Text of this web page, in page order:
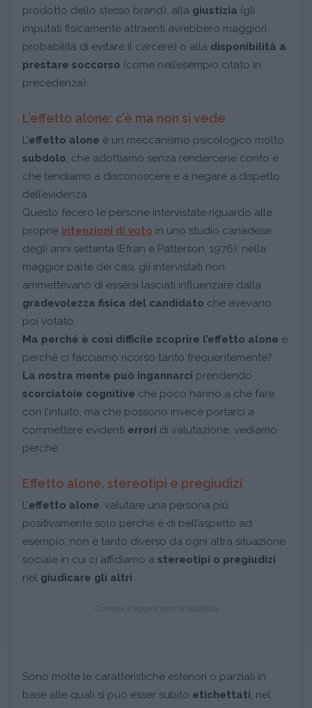
prodotto dello stesso brand), alla giustizia (gli
imputati fisicamente attraenti avrebbero maggiori
probabilità di evitare il carcere) o alla disponibilità a
prestare soccorso (come nell’esempio citato in
precedenza).
L’effetto alone: c’è ma non si vede
L’effetto alone è un meccanismo psicologico molto
subdolo, che adottiamo senza rendercene conto e
che tendiamo a disconoscere e a negare a dispetto
dell’evidenza.
Questo fecero le persone intervistate riguardo alle
proprie intenzioni di voto in uno studio canadese
degli anni settanta (Efran e Patterson, 1976): nella
maggior parte dei casi, gli intervistati non
ammettevano di essersi lasciati influenzare dalla
gradevolezza fisica del candidato che avevano
poi votato.
Ma perché è così difficile scoprire l’effetto alone e
perché ci facciamo ricorso tanto frequentemente?
La nostra mente può ingannarci prendendo
scorciatoie cognitive che poco hanno a che fare
con l’intuito, ma che possono invece portarci a
commettere evidenti errori di valutazione, vediamo
perché.
Effetto alone, stereotipi e pregiudizi
L’effetto alone, valutare una persona più
positivamente solo perché è di bell’aspetto ad
esempio, non è tanto diverso da ogni altra situazione
sociale in cui ci affidiamo a stereotipi o pregiudizi
nel giudicare gli altri.
Sono molte le caratteristiche esteriori o parziali in
base alle quali si può esser subito etichettati, nel